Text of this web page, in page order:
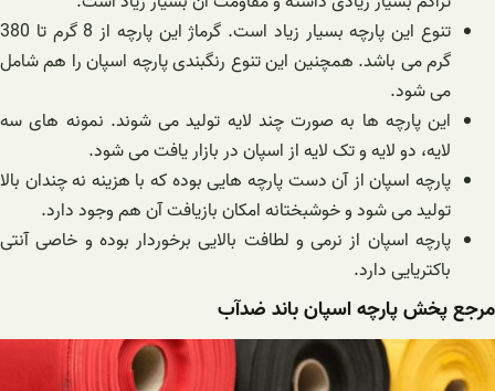
تنوع این پارچه بسیار زیاد است. گرماژ این پارچه از 8 گرم تا 380
گرم می باشد. همچنین این تنوع رنگبندی پارچه اسپان را هم شامل
می شود.
این پارچه ها به صورت چند لایه تولید می شوند. نمونه های سه
لایه، دو لایه و تک لایه از اسپان در بازار یافت می شود.
پارچه اسپان از آن دست پارچه هایی بوده که با هزینه نه چندان بالا
تولید می شود و خوشبختانه امکان بازیافت آن هم وجود دارد.
پارچه اسپان از نرمی و لطافت بالایی برخوردار بوده و خاصی آنتی
باکتریایی دارد.
مرجع پخش پارچه اسپان باند ضدآب